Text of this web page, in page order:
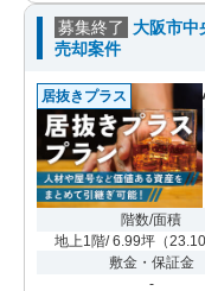
募集終了
大阪市中
売却案件
居抜きプラス
階数/面積
地上1階/ 6.99坪 （
敷金・保証金
-